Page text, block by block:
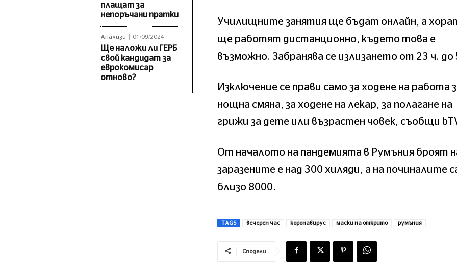
плащат за
непоръчани пратки
Анализи 01/09/2024
Ще наложи ли ГЕРБ
свой кандидат за
еврокомисар
отново?
Училищните занятия ще бъдат онлайн, а
ще работят дистанционно, където това е
възможно. Забранява се излизането от 23 ч. до
Изключение се прави само за ходене на работа
нощна смяна, за ходене на лекар, за полагане на
грижи за дете или възрастен човек, съобщи
От началото на пандемията в Румъния броят
заразените е над 300 хиляди, а на починалите
близо 8000.
TAGS вечерен час коронавирус маски на открито румъния
Сподели